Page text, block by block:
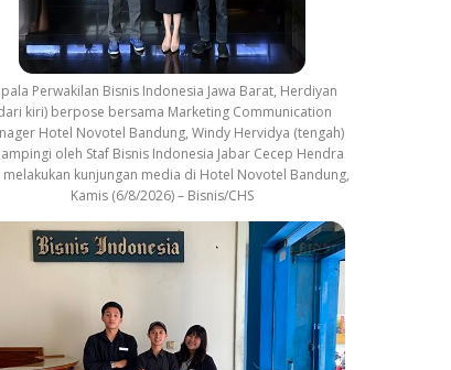
Perwakilan Bisnis Indonesia Jawa Barat, Herdiyan
kiri) berpose bersama Marketing Communication
Hotel Novotel Bandung, Windy Hervidya (tengah)
oleh Staf Bisnis Indonesia Jabar Cecep Hendra
melakukan kunjungan media di Hotel Novotel Bandung,
Kamis (6/8/2026) – Bisnis/CHS